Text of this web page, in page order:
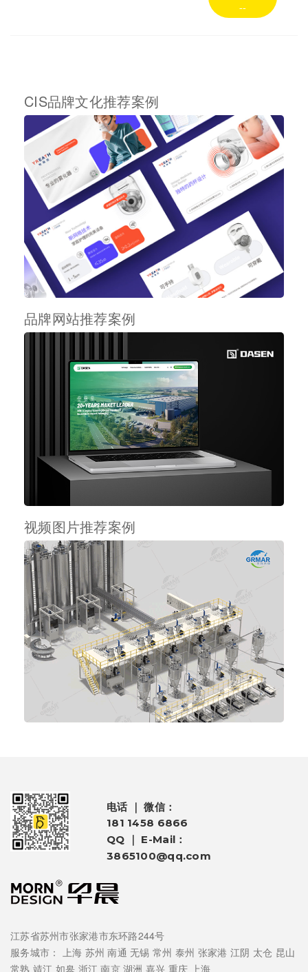
--
CIS品牌文化推荐案例
品牌网站推荐案例
视频图片推荐案例
电话 ｜ 微信：
181 1458 6866
QQ ｜ E-Mail：
3865100@qq.com
江苏省苏州市张家港市东环路244号
服务城市： 上海 苏州 南通 无锡 常州 泰州 张家港 江阴 太仓 昆山
常熟 靖江 如皋 浙江 南京 湖洲 嘉兴 重庆 上海